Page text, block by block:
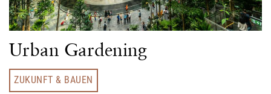
Urban Gardening
ZUKUNFT & BAUEN